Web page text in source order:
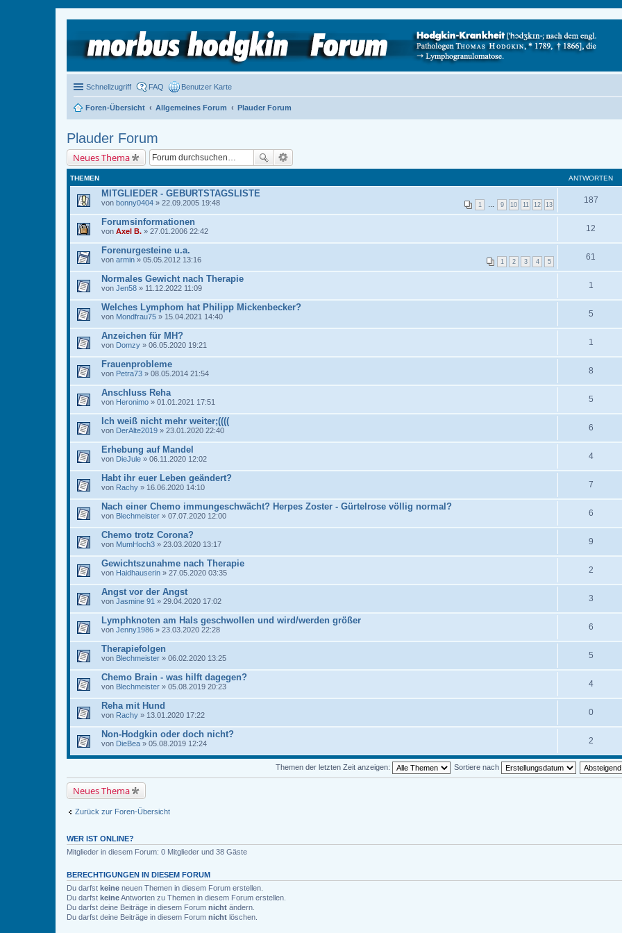
Schnellzugriff FAQ Benutzer Karte
Foren-Übersicht Allgemeines Forum Plauder Forum
Plauder Forum
Neues Thema
THEMEN ANTWORTEN
MITGLIEDER - GEBURTSTAGSLISTE
1 … 9 10 11 12 13
von bonny0404 » 22.09.2005 19:48 187
Forumsinformationen
von Axel B. » 27.01.2006 22:42 12
Forenurgesteine u.a.
1 2 3 4 5
von armin » 05.05.2012 13:16 61
Normales Gewicht nach Therapie
von Jen58 » 11.12.2022 11:09 1
Welches Lymphom hat Philipp Mickenbecker?
von Mondfrau75 » 15.04.2021 14:40 5
Anzeichen für MH?
von Domzy » 06.05.2020 19:21 1
Frauenprobleme
von Petra73 » 08.05.2014 21:54 8
Anschluss Reha
von Heronimo » 01.01.2021 17:51 5
Ich weiß nicht mehr weiter;((((
von DerAlte2019 » 23.01.2020 22:40 6
Erhebung auf Mandel
von DieJule » 06.11.2020 12:02 4
Habt ihr euer Leben geändert?
von Rachy » 16.06.2020 14:10 7
Nach einer Chemo immungeschwächt? Herpes Zoster - Gürtelrose völlig normal?
von Blechmeister » 07.07.2020 12:00 6
Chemo trotz Corona?
von MumHoch3 » 23.03.2020 13:17 9
Gewichtszunahme nach Therapie
von Haidhauserin » 27.05.2020 03:35 2
Angst vor der Angst
von Jasmine 91 » 29.04.2020 17:02 3
Lymphknoten am Hals geschwollen und wird/werden größer
von Jenny1986 » 23.03.2020 22:28 6
Therapiefolgen
von Blechmeister » 06.02.2020 13:25 5
Chemo Brain - was hilft dagegen?
von Blechmeister » 05.08.2019 20:23 4
Reha mit Hund
von Rachy » 13.01.2020 17:22 0
Non-Hodgkin oder doch nicht?
von DieBea » 05.08.2019 12:24 2
Themen der letzten Zeit anzeigen: Sortiere nach
Neues Thema
Zurück zur Foren-Übersicht
WER IST ONLINE?
Mitglieder in diesem Forum: 0 Mitglieder und 38 Gäste
BERECHTIGUNGEN IN DIESEM FORUM
Du darfst keine neuen Themen in diesem Forum erstellen.
Du darfst keineAntworten zu Themen in diesem Forum erstellen.
Du darfst deine Beiträge in diesem Forum nicht ändern.
Du darfst deine Beiträge in diesem Forum nicht löschen.